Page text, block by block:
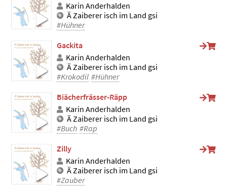
Karin Anderhalden
Ä Zaiberer isch im Land gsi
#Hühner
Gackita
Karin Anderhalden
Ä Zaiberer isch im Land gsi
#Krokodil #Hühner
Biächerfrässer-Räpp
Karin Anderhalden
Ä Zaiberer isch im Land gsi
#Buch #Rap
Zilly
Karin Anderhalden
Ä Zaiberer isch im Land gsi
#Zauber